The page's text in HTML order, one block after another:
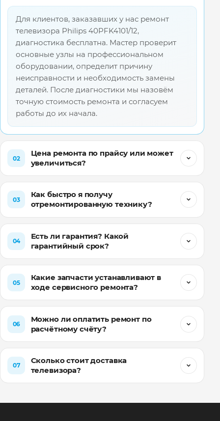
Для клиентов, заказавших у нас ремонт
телевизора Philips 40PFK4101/12,
диагностика бесплатна. Мастер проверит
основные узлы на профессиональном
оборудовании, определит причину
неисправности и необходимость замены
деталей. После диагностики мы назовём
точную стоимость ремонта и согласуем
работы до их начала.
02
Цена ремонта по прайсу или может
увеличиться?
03
Как быстро я получу
отремонтированную технику?
04
Есть ли гарантия? Какой
гарантийный срок?
05
Какие запчасти устанавливают в
ходе сервисного ремонта?
06
Можно ли оплатить ремонт по
расчётному счёту?
07
Сколько стоит доставка
телевизора?